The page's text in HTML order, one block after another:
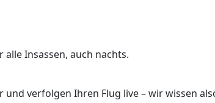
Insassen, auch nachts.
verfolgen Ihren Flug live – wir wissen